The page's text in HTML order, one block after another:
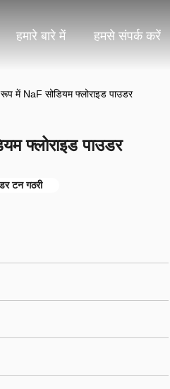
हमारे बारे में हमसे संपर्क करें
में NaF सोडियम फ्लोराइड पाउडर
फ्लोराइड पाउडर
टन गठरी